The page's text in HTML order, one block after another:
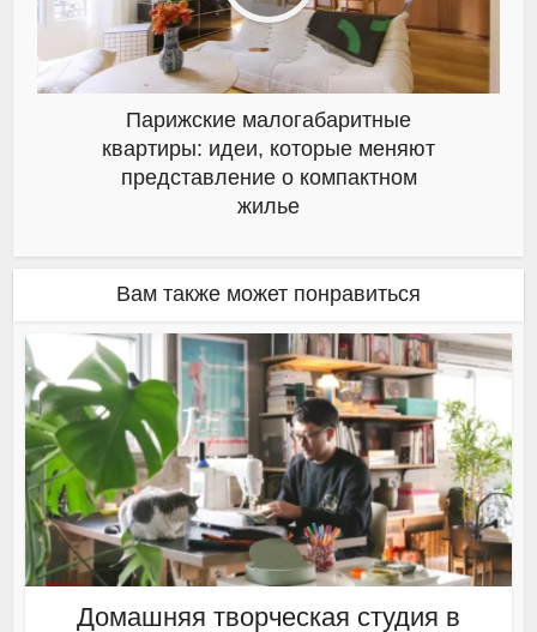
Парижские малогабаритные
квартиры: идеи, которые меняют
представление о компактном
жилье
Вам также может понравиться
Домашняя творческая студия в